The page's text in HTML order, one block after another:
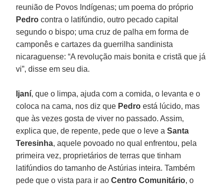
reunião de Povos Indígenas; um poema do próprio
Pedro contra o latifúndio, outro pecado capital
segundo o bispo; uma cruz de palha em forma de
camponês e cartazes da guerrilha sandinista
nicaraguense: “A revolução mais bonita e cristã que já
vi”, disse em seu dia.
Ijaní, que o limpa, ajuda com a comida, o levanta e o
coloca na cama, nos diz que Pedro está lúcido, mas
que às vezes gosta de viver no passado. Assim,
explica que, de repente, pede que o leve aSanta
Teresinha, aquele povoado no qual enfrentou, pela
primeira vez, proprietários de terras que tinham
latifúndios do tamanho de Astúrias inteira. Também
pede que o vista para ir aoCentro Comunitário, o